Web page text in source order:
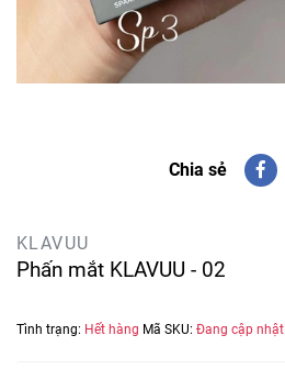
Chia sẻ
KLAVUU
Phấn mắt KLAVUU - 02
Tình trạng: Hết hàng Mã SKU: Đang cập nhật